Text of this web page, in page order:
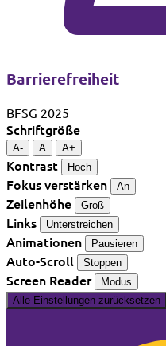
Barrierefreiheit
BFSG 2025
Schriftgröße
A- A A+
Kontrast Hoch
Fokus verstärken An
Zeilenhöhe Groß
Links Unterstreichen
Animationen Pausieren
Auto-Scroll Stoppen
Screen Reader
Modus
Alle Einstellungen zurücksetzen